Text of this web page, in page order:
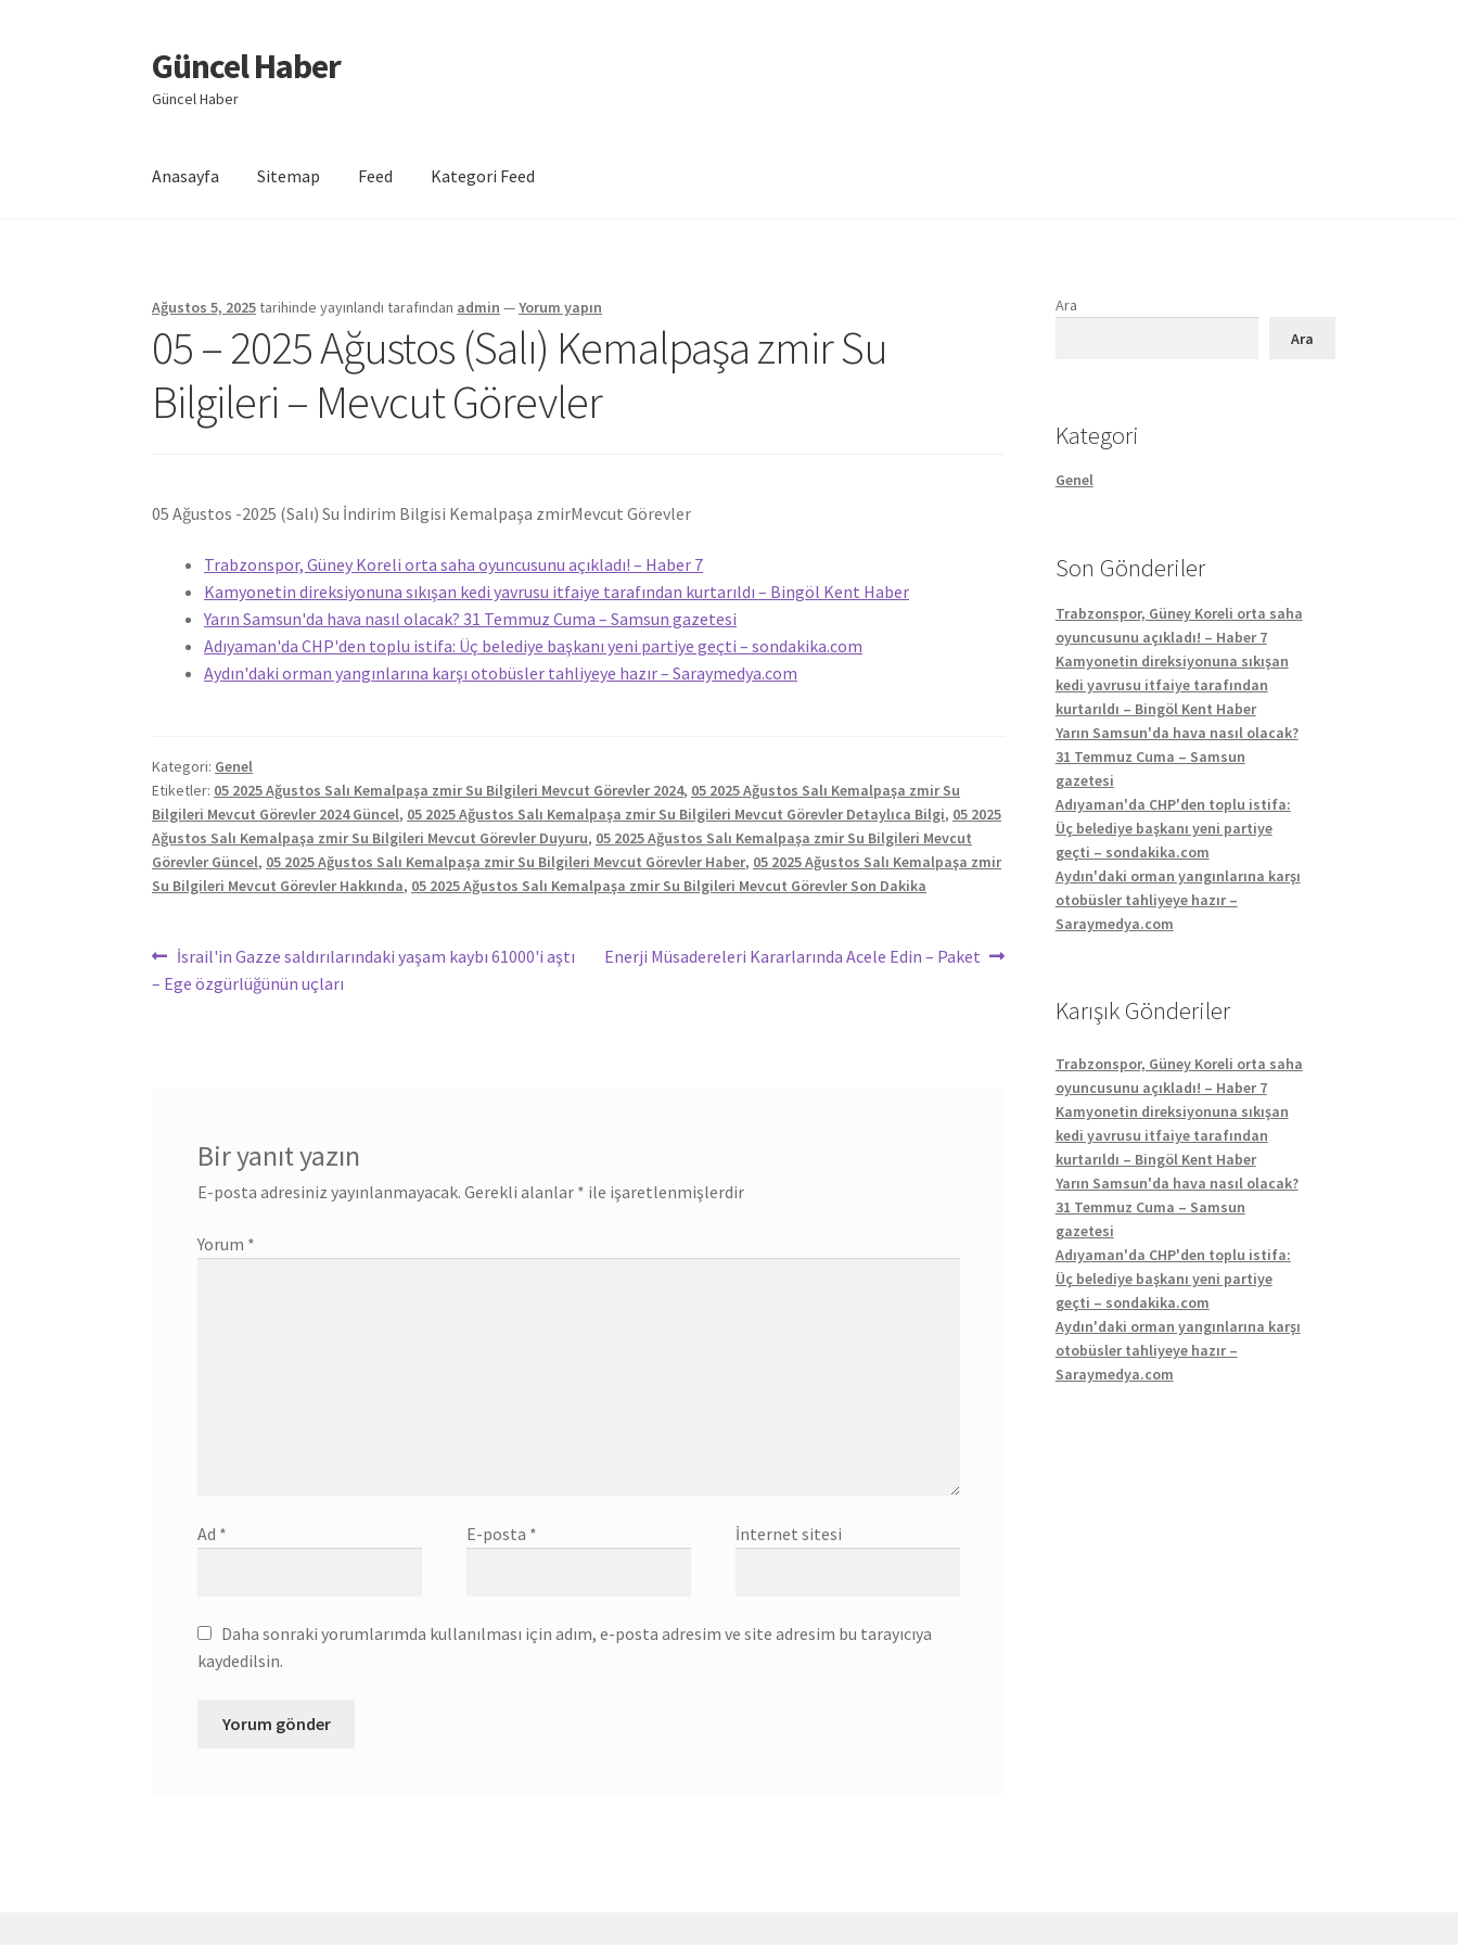
Dolaşıma
geç
İçeriğe
geç
Güncel Haber
Güncel Haber
Anasayfa Sitemap Feed Kategori Feed
Ağustos 5, 2025tarihinde yayınlandı tarafından admin —Yorum yapın
05 – 2025 Ağustos (Salı) Kemalpaşa zmir Su
Bilgileri – Mevcut Görevler
05 Ağustos -2025 (Salı) Su İndirim Bilgisi Kemalpaşa zmirMevcut Görevler
Trabzonspor, Güney Koreli orta saha oyuncusunu açıkladı! – Haber 7
Kamyonetin direksiyonuna sıkışan kedi yavrusu itfaiye tarafından kurtarıldı – Bingöl Kent Haber
Yarın Samsun'da hava nasıl olacak? 31 Temmuz Cuma – Samsun gazetesi
Adıyaman'da CHP'den toplu istifa: Üç belediye başkanı yeni partiye geçti – sondakika.com
Aydın'daki orman yangınlarına karşı otobüsler tahliyeye hazır – Saraymedya.com
Kategori: Genel
Etiketler: 05 2025 Ağustos Salı Kemalpaşa zmir Su Bilgileri Mevcut Görevler 2024, 05 2025 Ağustos Salı Kemalpaşa zmir Su
Bilgileri Mevcut Görevler 2024 Güncel, 05 2025 Ağustos Salı Kemalpaşa zmir Su Bilgileri Mevcut Görevler Detaylıca Bilgi, 05 2025
Ağustos Salı Kemalpaşa zmir Su Bilgileri Mevcut Görevler Duyuru, 05 2025 Ağustos Salı Kemalpaşa zmir Su Bilgileri Mevcut
Görevler Güncel, 05 2025 Ağustos Salı Kemalpaşa zmir Su Bilgileri Mevcut Görevler Haber, 05 2025 Ağustos Salı Kemalpaşa zmir
Su Bilgileri Mevcut Görevler Hakkında, 05 2025 Ağustos Salı Kemalpaşa zmir Su Bilgileri Mevcut Görevler Son Dakika
Yazı
gezinmesi
Önceki
yazı:
İsrail'in Gazze saldırılarındaki yaşam kaybı 61000'i aştı
– Ege özgürlüğünün uçları
Sonraki
Enerji Müsadereleri Kararlarında Acele Edin – Paket
Bir yanıt yazın
E-posta adresiniz yayınlanmayacak. Gerekli alanlar * ile işaretlenmişlerdir
Yorum *
Ad * E-posta * İnternet sitesi
Daha sonraki yorumlarımda kullanılması için adım, e-posta adresim ve site adresim bu tarayıcıya
kaydedilsin.
Ara
Ara
Kategori
Genel
Son Gönderiler
Trabzonspor, Güney Koreli orta saha
oyuncusunu açıkladı! – Haber 7
Kamyonetin direksiyonuna sıkışan
kedi yavrusu itfaiye tarafından
kurtarıldı – Bingöl Kent Haber
Yarın Samsun'da hava nasıl olacak?
31 Temmuz Cuma – Samsun
gazetesi
Adıyaman'da CHP'den toplu istifa:
Üç belediye başkanı yeni partiye
geçti – sondakika.com
Aydın'daki orman yangınlarına karşı
otobüsler tahliyeye hazır –
Saraymedya.com
Karışık Gönderiler
Trabzonspor, Güney Koreli orta saha
oyuncusunu açıkladı! – Haber 7
Kamyonetin direksiyonuna sıkışan
kedi yavrusu itfaiye tarafından
kurtarıldı – Bingöl Kent Haber
Yarın Samsun'da hava nasıl olacak?
31 Temmuz Cuma – Samsun
gazetesi
Adıyaman'da CHP'den toplu istifa:
Üç belediye başkanı yeni partiye
geçti – sondakika.com
Aydın'daki orman yangınlarına karşı
otobüsler tahliyeye hazır –
Saraymedya.com